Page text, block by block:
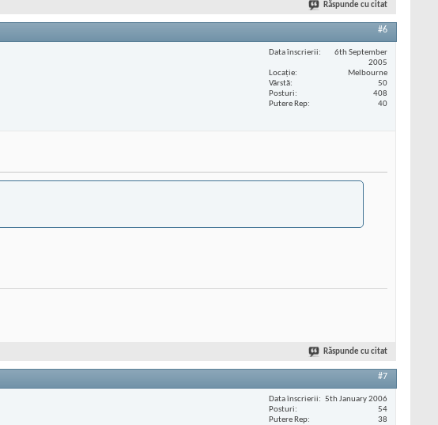
Răspunde cu citat
#6
Data înscrierii
6th September
2005
Locaţie
Melbourne
Vârstă
50
Posturi
408
Putere Rep
40
Răspunde cu citat
#7
Data înscrierii
5th January 2006
Posturi
54
Putere Rep
38